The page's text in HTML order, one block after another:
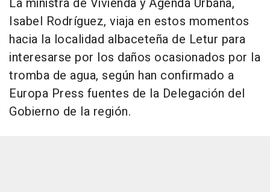
Isabel Rodríguez, viaja en estos momentos
hacia la localidad albaceteña de Letur para
interesarse por los daños ocasionados por la
tromba de agua, según han confirmado a
Europa Press fuentes de la Delegación del
Gobierno de la región.